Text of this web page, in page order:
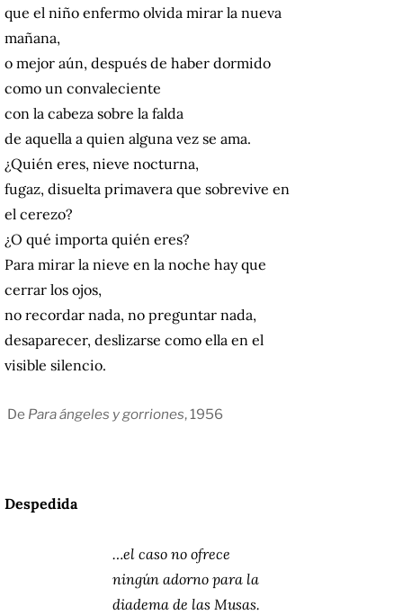
que el niño enfermo olvida mirar la nueva
mañana,
o mejor aún, después de haber dormido
como un convaleciente
con la cabeza sobre la falda
de aquella a quien alguna vez se ama.
¿Quién eres, nieve nocturna,
fugaz, disuelta primavera que sobrevive en
el cerezo?
¿O qué importa quién eres?
Para mirar la nieve en la noche hay que
cerrar los ojos,
no recordar nada, no preguntar nada,
desaparecer, deslizarse como ella en el
visible silencio.
De Para ángeles y gorriones, 1956
Despedida
…el caso no ofrece
ningún adorno para la
diadema de las Musas.